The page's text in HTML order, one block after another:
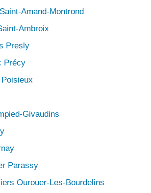
Amand-Montrond
Ambroix
Presly
Précy
Givaudins
Parassy
Ourouer-Les-Bourdelins